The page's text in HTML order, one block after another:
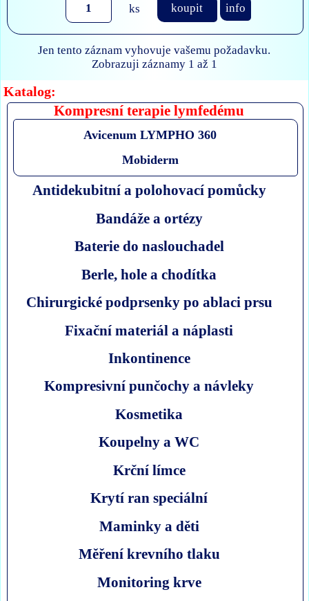
Katalog:
Kompresní terapie lymfedému
Avicenum LYMPHO 360
Mobiderm
Antidekubitní a polohovací pomůcky
Bandáže a ortézy
Baterie do naslouchadel
Berle, hole a chodítka
Chirurgické podprsenky po ablaci prsu
Fixační materiál a náplasti
Inkontinence
Kompresivní punčochy a návleky
Kosmetika
Koupelny a WC
Krční límce
Krytí ran speciální
Maminky a děti
Měření krevního tlaku
Monitoring krve
ks koupit info
Jen tento záznam vyhovuje vašemu požadavku.
Zobrazuji záznamy 1 až 1